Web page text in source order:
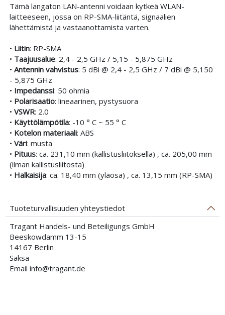
Tämä langaton LAN-antenni voidaan kytkeä WLAN-
laitteeseen, jossa on RP-SMA-liitäntä, signaalien
lähettämistä ja vastaanottamista varten.
• Liitin: RP-SMA
• Taajuusalue: 2,4 - 2,5 GHz / 5,15 - 5,875 GHz
• Antennin vahvistus: 5 dBi @ 2,4 - 2,5 GHz / 7 dBi @ 5,150
- 5,875 GHz
• Impedanssi: 50 ohmia
• Polarisaatio: lineaarinen, pystysuora
• VSWR: 2.0
• Käyttölämpötila: -10 ° C ~ 55 ° C
• Kotelon materiaali: ABS
• Väri: musta
• Pituus: ca. 231,10 mm (kallistusliitoksella) , ca. 205,00 mm
(ilman kallistusliitosta)
• Halkaisija: ca. 18,40 mm (yläosa) , ca. 13,15 mm (RP-SMA)
Tuoteturvallisuuden yhteystiedot
Tragant Handels- und Beteiligungs GmbH
Beeskowdamm 13-15
14167 Berlin
Saksa
Email info@tragant.de